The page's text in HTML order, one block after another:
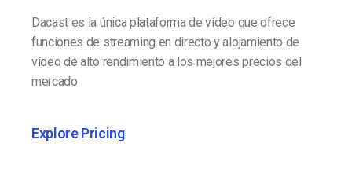
Dacast es la única plataforma de vídeo que ofrece
funciones de streaming en directo y alojamiento de
vídeo de alto rendimiento a los mejores precios del
mercado.
Explore Pricing